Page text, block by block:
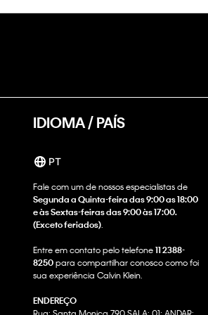
IDIOMA / PAÍS
PT
Fale com um de nossos especialistas de
Segunda a Quinta-feira das 9:00 as 18:00
e às Sextas-feiras das 9:00 às 17:00.
(Exceto feriados)
Entre em contato pelo telefone11 2388-
8250para compartilhar conosco como foi
sua experiência Calvin Klein.
ENDEREÇO